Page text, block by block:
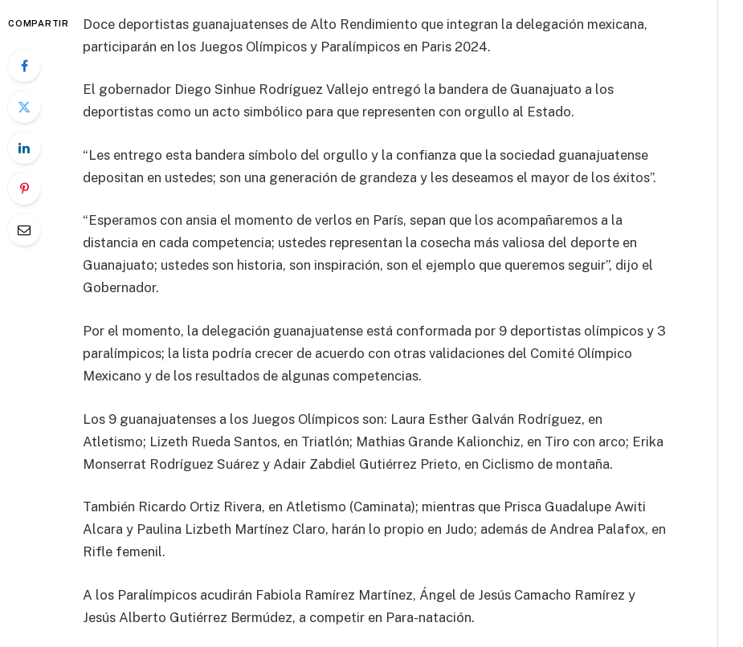
COMPARTIR
Doce deportistas guanajuatenses de Alto Rendimiento que integran la delegación mexicana,
participarán en los Juegos Olímpicos y Paralímpicos en Paris 2024.
El gobernador Diego Sinhue Rodríguez Vallejo entregó la bandera de Guanajuato a los
deportistas como un acto simbólico para que representen con orgullo al Estado.
“Les entrego esta bandera símbolo del orgullo y la confianza que la sociedad guanajuatense
depositan en ustedes; son una generación de grandeza y les deseamos el mayor de los éxitos”.
“Esperamos con ansia el momento de verlos en París, sepan que los acompañaremos a la
distancia en cada competencia; ustedes representan la cosecha más valiosa del deporte en
Guanajuato; ustedes son historia, son inspiración, son el ejemplo que queremos seguir”, dijo el
Gobernador.
Por el momento, la delegación guanajuatense está conformada por 9 deportistas olímpicos y 3
paralímpicos; la lista podría crecer de acuerdo con otras validaciones del Comité Olímpico
Mexicano y de los resultados de algunas competencias.
Los 9 guanajuatenses a los Juegos Olímpicos son: Laura Esther Galván Rodríguez, en
Atletismo; Lizeth Rueda Santos, en Triatlón; Mathias Grande Kalionchiz, en Tiro con arco; Erika
Monserrat Rodríguez Suárez y Adair Zabdiel Gutiérrez Prieto, en Ciclismo de montaña.
También Ricardo Ortiz Rivera, en Atletismo (Caminata); mientras que Prisca Guadalupe Awiti
Alcara y Paulina Lizbeth Martínez Claro, harán lo propio en Judo; además de Andrea Palafox, en
Rifle femenil.
A los Paralímpicos acudirán Fabiola Ramírez Martínez, Ángel de Jesús Camacho Ramírez y
Jesús Alberto Gutiérrez Bermúdez, a competir en Para-natación.